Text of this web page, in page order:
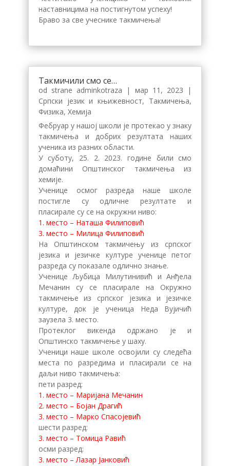
наставницима на постигнутом успеху!
Браво за све учеснике такмичења!
Такмичили смо се…
od strane adminkotraza | мар 11, 2023 |
Српски језик и књижевност, Такмичења,
Физика, Хемија
Фебруар у нашој школи је протекао у знаку
такмичења и добрих резултата наших
ученика из разних области.
У суботу, 25. 2. 2023. године били смо
домаћини Општинског такмичења из
хемије.
Ученице осмог разреда наше школе
постигле су одличне резултате и
пласирале су се на окружни ниво:
1. место – Наташа Филиповић
3. место – Милица Филиповић
На Општинском такмичењу из српског
језика и језичке културе ученице петог
разреда су показале одлично знање.
Ученице Љубица Милутинивић и Анђела
Мечанин су се пласирале на Окружно
такмичење из српског језика и језичке
културе, док је ученица Неда Вујичић
заузела 3. место.
Протеклог викенда одржано је и
Општинско такмичење у шаху.
Ученици наше школе освојили су следећа
места по разредима и пласирали се на
даљи ниво такмичења:
пети разред:
1. место – Маријана Мечанин
2. место – Бојан Драгић
3. место – Марко Спасојевић
шести разред:
3. место – Томица Равић
осми разред:
3. место – Лазар Јанковић